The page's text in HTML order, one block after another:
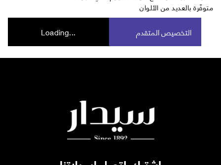
متوفّرة بالعديد من الألوان
Loading... التخصيص المتقدم